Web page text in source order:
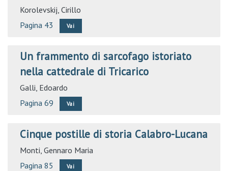
Korolevskij, Cirillo
Pagina 43
Vai
Un frammento di sarcofago istoriato
nella cattedrale di Tricarico
Galli, Edoardo
Pagina 69
Vai
Cinque postille di storia Calabro-Lucana
Monti, Gennaro Maria
Pagina 85
Vai